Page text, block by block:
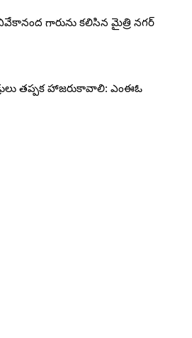
గారును కలిసిన మైత్రి నగర్
తప్పక హాజరుకావాలి: ఎంఈఓ